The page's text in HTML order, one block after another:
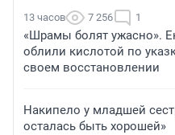
13 часов 7 256 1
«Шрамы болят ужасно».
облили кислотой по
своем восстановлении
Накипело у младшей
осталась быть хорошей»